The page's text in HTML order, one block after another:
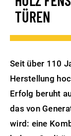
TÜREN
Seit über 110
Herstellung
Erfolg beruht
das von
wird: eine